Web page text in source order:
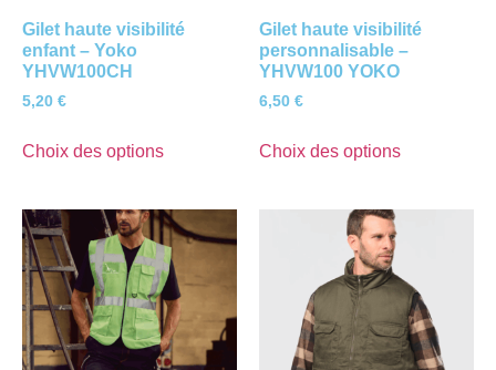
Gilet haute visibilité
enfant – Yoko
YHVW100CH
5,20 €
Choix des options
Gilet haute visibilité
personnalisable –
YHVW100 YOKO
6,50 €
Choix des options